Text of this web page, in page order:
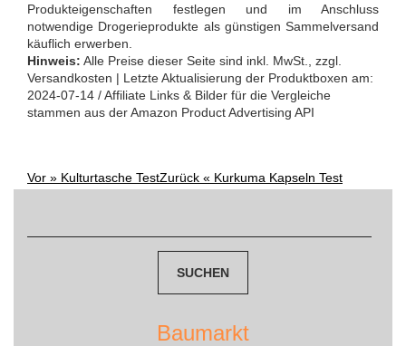
Produkteigenschaften festlegen und im Anschluss
notwendige Drogerieprodukte als günstigen Sammelversand
käuflich erwerben.
Hinweis: Alle Preise dieser Seite sind inkl. MwSt., zzgl.
Versandkosten | Letzte Aktualisierung der Produktboxen am:
2024-07-14 / Affiliate Links & Bilder für die Vergleiche
stammen aus der Amazon Product Advertising API
Post
Vor » Kulturtasche TestZurück « Kurkuma Kapseln Test
Baumarkt